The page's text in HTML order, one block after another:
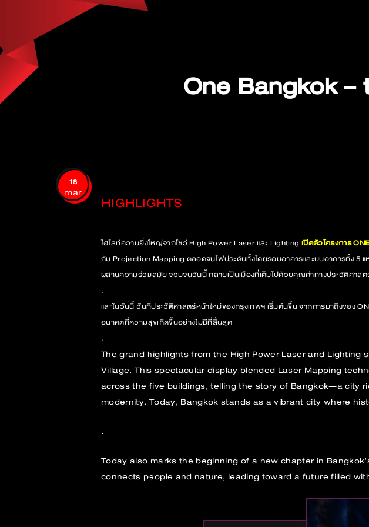
One Bangkok
18
mar
HIGHLIGHTS
ไฮไลท์ความยิ่งใหญ่จากโชว์ High Power Laser และ Lighting เปิดตัวโครงการ
กับ Projection Mapping ตลอดจนไฟประดับทั้งโดยรอบอาคารและบนอาคารทั้ง 5
ผสานความร่วมสมัย จวบจนวันนี้ กลายเป็นเมืองที่เต็มไปด้วยคุณค่าทางประวัติศาส
.
และในวันนี้ วันที่ประวัติศาสตร์หน้าใหม่ของกรุงเทพฯ เริ่มต้นขึ้น จากการมาถึงของ
อนาคตที่ความสุขเกิดขึ้นอย่างไม่มีที่สิ้นสุด
.
The grand highlights from the High Power Laser and Lighting
Village. This spectacular display blended Laser Mapping
across the five buildings, telling the story of Bangkok—a city
modernity. Today, Bangkok stands as a vibrant city where
.
Today also marks the beginning of a new chapter in
connects people and nature, leading toward a future filled